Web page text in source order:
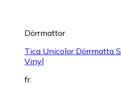
Dörrmattor
Tica Unicolor Dörrmatta
Vinyl
fr.